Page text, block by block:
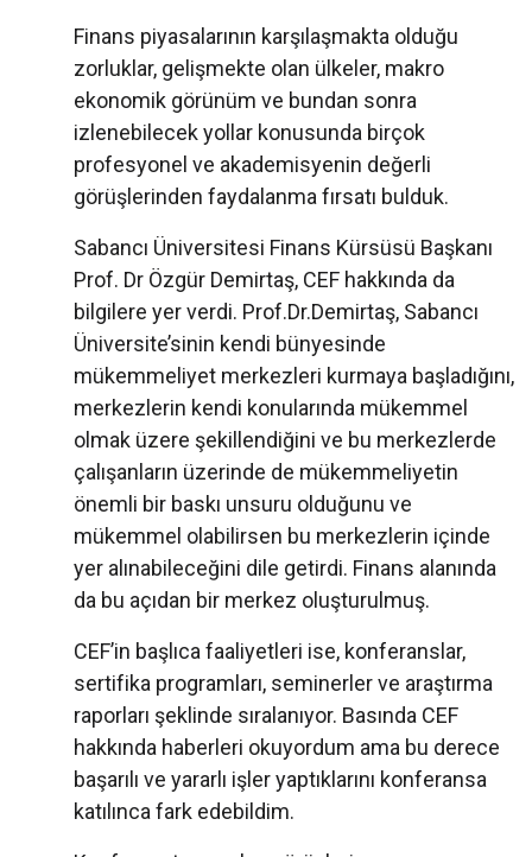
Finans piyasalarının karşılaşmakta olduğu
zorluklar, gelişmekte olan ülkeler, makro
ekonomik görünüm ve bundan sonra
izlenebilecek yollar konusunda birçok
profesyonel ve akademisyenin değerli
görüşlerinden faydalanma fırsatı bulduk.
Sabancı Üniversitesi Finans Kürsüsü Başkanı
Prof. Dr Özgür Demirtaş, CEF hakkında da
bilgilere yer verdi. Prof.Dr.Demirtaş, Sabancı
Üniversite’sinin kendi bünyesinde
mükemmeliyet merkezleri kurmaya başladığını,
merkezlerin kendi konularında mükemmel
olmak üzere şekillendiğini ve bu merkezlerde
çalışanların üzerinde de mükemmeliyetin
önemli bir baskı unsuru olduğunu ve
mükemmel olabilirsen bu merkezlerin içinde
yer alınabileceğini dile getirdi. Finans alanında
da bu açıdan bir merkez oluşturulmuş.
CEF’in başlıca faaliyetleri ise, konferanslar,
sertifika programları, seminerler ve araştırma
raporları şeklinde sıralanıyor. Basında CEF
hakkında haberleri okuyordum ama bu derece
başarılı ve yararlı işler yaptıklarını konferansa
katılınca fark edebildim.